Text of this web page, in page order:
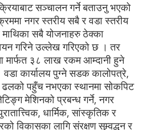
सञ्चालन गर्ने बताउनु भएको
नगर स्तरीय सबै र वडा स्तरीय
सबै योजनाहरु ठेक्का
गरिने उल्लेख गरिएको छ । तर
मार्फत ३८ लाख रकम आम्दानी हुने
वडा कार्यालय पुग्ने सडक कालोपत्रे,
ढलको पहुँच नभएका स्थानमा सोकपिट
मेशिनको प्रबन्ध गर्ने, नगर
धार्मिक, सांस्कृतिक र
विकासका लागि संरक्षण सम्र्वद्धन र